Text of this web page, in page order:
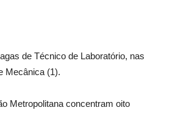
de Técnico de Laboratório, nas
Mecânica (1).
Metropolitana concentram oito